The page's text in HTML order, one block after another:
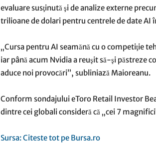
evaluare susţinută şi de analize externe
trilioane de dolari pentru centrele de date AI
„Cursa pentru AI seamănă cu o competiţie
iar până acum Nvidia a reuşit să-şi păstreze
aduce noi provocări”, subliniază Maioreanu.
Conform sondajului eToro Retail Investor
dintre cei globali consideră că „cei 7
Sursa: Citeste tot pe Bursa.ro